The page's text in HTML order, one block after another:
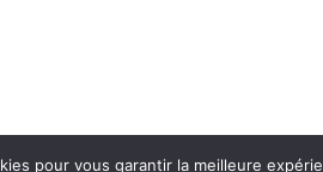
pour vous garantir la meilleure